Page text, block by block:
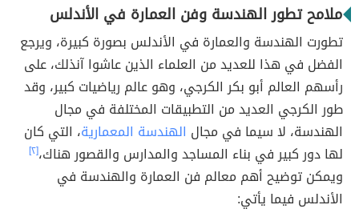
ملامح تطور الهندسة وفن العمارة في الأندلس
تطورت الهندسة والعمارة في الأندلس بصورة كبيرة، ويرجع
الفضل في هذا للعديد من العلماء الذين عاشوا آنذلك، على
رأسهم العالم أبو بكر الكرجي، وهو عالم رياضيات كبير، وقد
طور الكرجي العديد من التطبيقات المختلفة في مجال
الهندسة، لا سيما في مجال الهندسة المعمارية، التي كان
لها دور كبير في بناء المساجد والمدارس والقصور هناك،[٢]
ويمكن توضيح أهم معالم فن العمارة والهندسة في
الأندلس فيما يأتي: